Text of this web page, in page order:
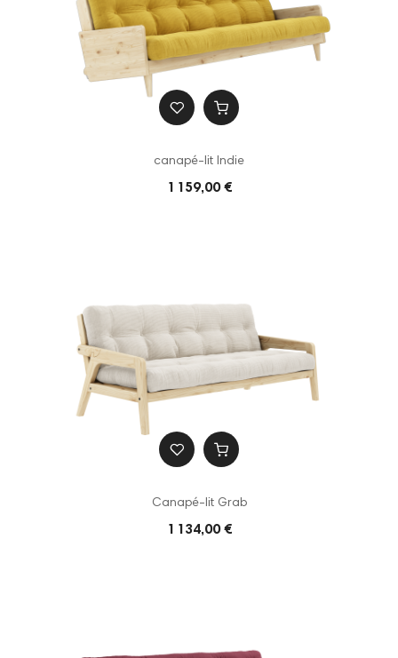
canapé-lit Indie
1 159,00 €
Canapé-lit Grab
1 134,00 €